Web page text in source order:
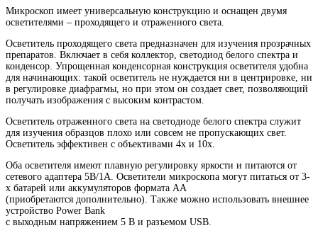
Микроскоп имеет универсальную конструкцию и оснащен двумя
осветителями – проходящего и отраженного света.
Осветитель проходящего света предназначен для изучения прозрачных
препаратов. Включает в себя коллектор, светодиод белого спектра и
конденсор. Упрощенная конденсорная конструкция осветителя удобна
для начинающих: такой осветитель не нуждается ни в центрировке, ни
в регулировке диафрагмы, но при этом он создает свет, позволяющий
получать изображения с высоким контрастом.
Осветитель отраженного света на светодиоде белого спектра служит
для изучения образцов плохо или совсем не пропускающих свет.
Осветитель эффективен с объективами 4х и 10х.
Оба осветителя имеют плавную регулировку яркости и питаются от
сетевого адаптера 5В/1А. Осветители микроскопа могут питаться от 3-
х батарей или аккумуляторов формата АА
(приобретаются дополнительно). Также можно использовать внешнее
устройство Power Bank
с выходным напряжением 5 В и разъемом USB.